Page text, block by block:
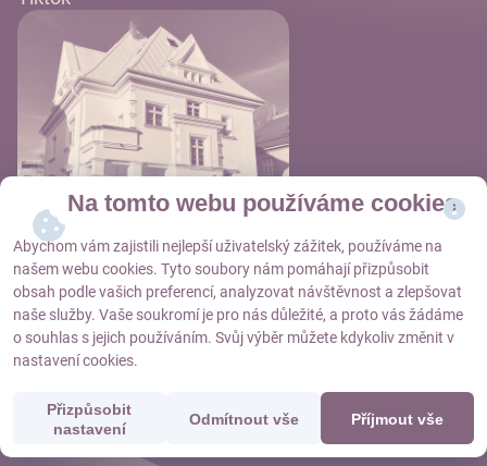
Na tomto webu používáme cookies
Abychom vám zajistili nejlepší uživatelský zážitek, používáme na
našem webu cookies. Tyto soubory nám pomáhají přizpůsobit
obsah podle vašich preferencí, analyzovat návštěvnost a zlepšovat
naše služby. Vaše soukromí je pro nás důležité, a proto vás žádáme
o souhlas s jejich používáním. Svůj výběr můžete kdykoliv změnit v
nastavení cookies.
Přizpůsobit
nastavení
Odmítnout vše Příjmout vše
Objednat se
Nastavení cookies